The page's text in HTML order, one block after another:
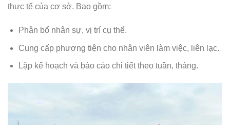
thực tế của cơ sở. Bao gồm:
Phân bổ nhân sự, vị trí cụ thể.
Cung cấp phương tiện cho nhân viên làm việc, liên lạc.
Lập kế hoạch và báo cáo chi tiết theo tuần, tháng.